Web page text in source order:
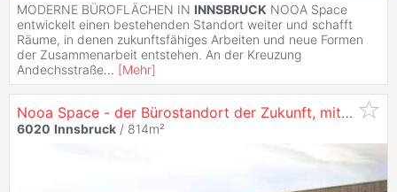
MODERNE BÜROFLÄCHEN IN INNSBRUCK NOOA Space
entwickelt einen bestehenden Standort weiter und schafft
Räume, in denen zukunftsfähiges Arbeiten und neue Formen
der Zusammenarbeit entstehen. An der Kreuzung
Andechsstraße... [Mehr]
Nooa Space - der Bürostandort der Zukunft, mit 814 m² in
6020 Innsbruck / 814m²